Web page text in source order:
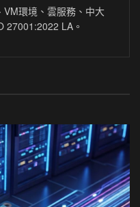
環境、雲服務、中大
27001:2022 LA。